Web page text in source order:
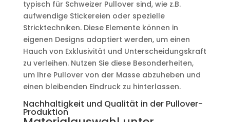
typisch für Schweizer Pullover sind, wie z.B.
aufwendige Stickereien oder spezielle
Stricktechniken. Diese Elemente können in
eigenen Designs adaptiert werden, um einen
Hauch von Exklusivität und Unterscheidungskraft
zu verleihen. Nutzen Sie diese Besonderheiten,
um Ihre Pullover von der Masse abzuheben und
einen bleibenden Eindruck zu hinterlassen.
Nachhaltigkeit und Qualität in der Pullover-
Produktion